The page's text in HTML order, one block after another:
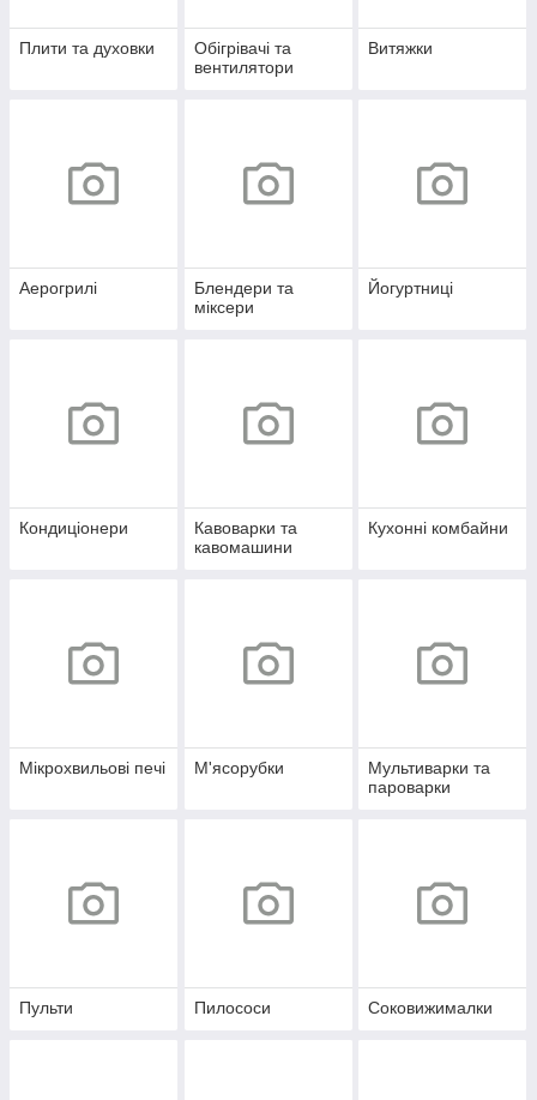
Плити та духовки
Обігрівачі та
вентилятори
Витяжки
Аерогрилі
Блендери та
міксери
Йогуртниці
Кондиціонери
Кавоварки та
кавомашини
Кухонні комбайни
Мікрохвильові печі М'ясорубки
Мультиварки та
пароварки
Пульти Пилососи Соковижималки